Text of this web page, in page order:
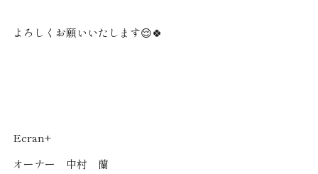
よろしくお願いいたします😌🍀
Ecran+
オーナー 中村 蘭